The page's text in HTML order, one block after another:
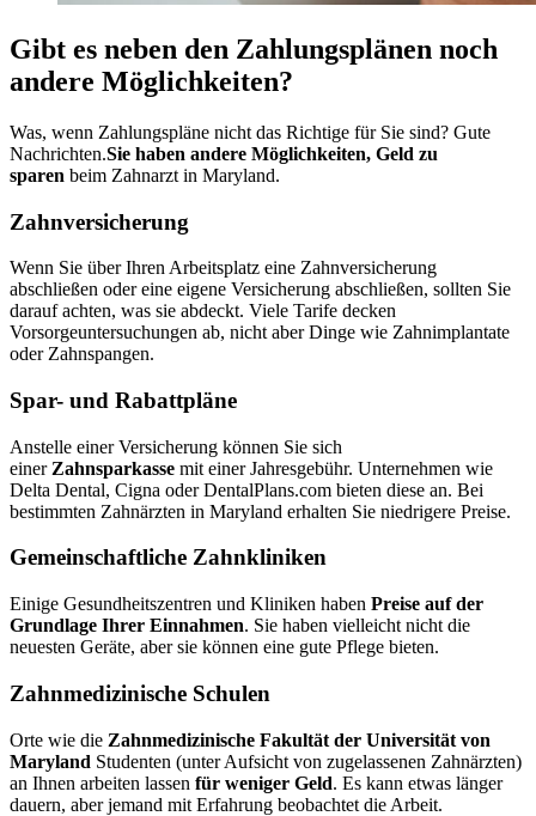
Gibt es neben den Zahlungsplänen noch
andere Möglichkeiten?
Was, wenn Zahlungspläne nicht das Richtige für Sie sind? Gute
Nachrichten.Sie haben andere Möglichkeiten, Geld zu
sparen beim Zahnarzt in Maryland.
Zahnversicherung
Wenn Sie über Ihren Arbeitsplatz eine Zahnversicherung
abschließen oder eine eigene Versicherung abschließen, sollten Sie
darauf achten, was sie abdeckt. Viele Tarife decken
Vorsorgeuntersuchungen ab, nicht aber Dinge wie Zahnimplantate
oder Zahnspangen.
Spar- und Rabattpläne
Anstelle einer Versicherung können Sie sich
einer Zahnsparkasse mit einer Jahresgebühr. Unternehmen wie
Delta Dental, Cigna oder DentalPlans.com bieten diese an. Bei
bestimmten Zahnärzten in Maryland erhalten Sie niedrigere Preise.
Gemeinschaftliche Zahnkliniken
Einige Gesundheitszentren und Kliniken haben Preise auf der
Grundlage Ihrer Einnahmen. Sie haben vielleicht nicht die
neuesten Geräte, aber sie können eine gute Pflege bieten.
Zahnmedizinische Schulen
Orte wie die Zahnmedizinische Fakultät der Universität von
Maryland Studenten (unter Aufsicht von zugelassenen Zahnärzten)
an Ihnen arbeiten lassen für weniger Geld. Es kann etwas länger
dauern, aber jemand mit Erfahrung beobachtet die Arbeit.